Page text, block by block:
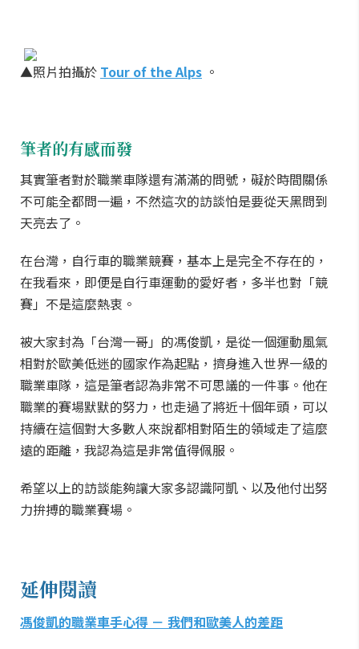
▲照片拍攝於 Tour of the Alps 。
筆者的有感而發
其實筆者對於職業車隊還有滿滿的問號，礙於時間關係
不可能全都問一遍，不然這次的訪談怕是要從天黑問到
天亮去了。
在台灣，自行車的職業競賽，基本上是完全不存在的，
在我看來，即便是自行車運動的愛好者，多半也對「競
賽」不是這麼熱衷。
被大家封為「台灣一哥」的馮俊凱，是從一個運動風氣
相對於歐美低迷的國家作為起點，擠身進入世界一級的
職業車隊，這是筆者認為非常不可思議的一件事。他在
職業的賽場默默的努力，也走過了將近十個年頭，可以
持續在這個對大多數人來說都相對陌生的領域走了這麼
遠的距離，我認為這是非常值得佩服。
希望以上的訪談能夠讓大家多認識阿凱、以及他付出努
力拚搏的職業賽場。
延伸閱讀
馮俊凱的職業車手心得 － 我們和歐美人的差距